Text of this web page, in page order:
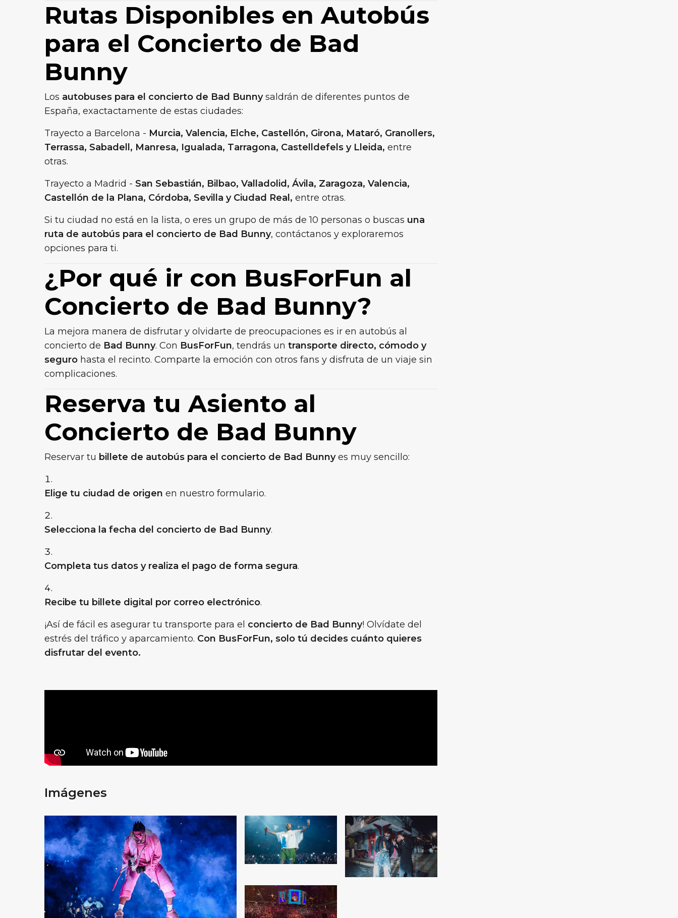
Rutas Disponibles en Autobús
para el Concierto de Bad
Bunny
Los autobuses para el concierto de Bad Bunnysaldrán de diferentes puntos de
España, exactactamente de estas ciudades:
Trayecto a Barcelona - Murcia, Valencia, Elche, Castellón, Girona, Mataró, Granollers,
Terrassa, Sabadell, Manresa, Igualada, Tarragona, Castelldefels y Lleida, entre
otras.
Trayecto a Madrid - San Sebastián, Bilbao, Valladolid, Ávila, Zaragoza, Valencia,
Castellón de la Plana, Córdoba, Sevilla y Ciudad Real, entre otras.
Si tu ciudad no está en la lista, o eres un grupo de más de 10 personas o buscas una
ruta de autobús para el concierto de Bad Bunny, contáctanos y exploraremos
opciones para ti.
¿Por qué ir con BusForFun al
Concierto de Bad Bunny?
La mejora manera de disfrutar y olvidarte de preocupaciones es ir en autobús al
concierto de Bad Bunny. Con BusForFun, tendrás un transporte directo, cómodo y
seguro hasta el recinto. Comparte la emoción con otros fans y disfruta de un viaje sin
complicaciones.
Reserva tu Asiento al
Concierto de Bad Bunny
Reservar tu billete de autobús para el concierto de Bad Bunnyes muy sencillo:
Elige tu ciudad de origen en nuestro formulario.
Selecciona la fecha del concierto de Bad Bunny.
Completa tus datos y realiza el pago de forma segura.
Recibe tu billete digital por correo electrónico.
¡Así de fácil es asegurar tu transporte para el concierto de Bad Bunny! Olvídate del
estrés del tráfico y aparcamiento. Con BusForFun, solo tú decides cuánto quieres
disfrutar del evento.
Imágenes